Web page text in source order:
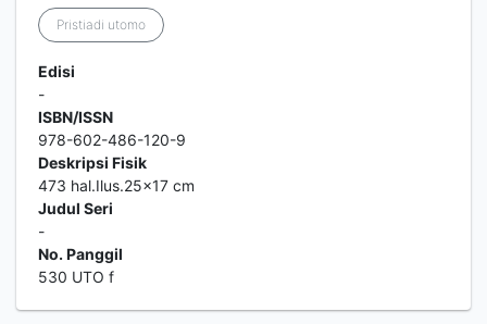
Pristiadi utomo
Edisi
-
ISBN/ISSN
978-602-486-120-9
Deskripsi Fisik
473 hal.Ilus.25x17 cm
Judul Seri
-
No. Panggil
530 UTO f